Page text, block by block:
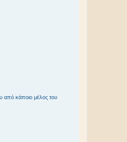
από κάποιο μέλος του